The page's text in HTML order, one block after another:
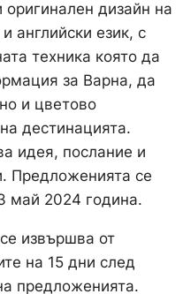
дизайн на
английски език, с
техника която да
за Варна, да
и цветово
дестинацията.
идея, послание и
Предложенията се
май 2024 година.
извършва от
на 15 дни след
предложенията.